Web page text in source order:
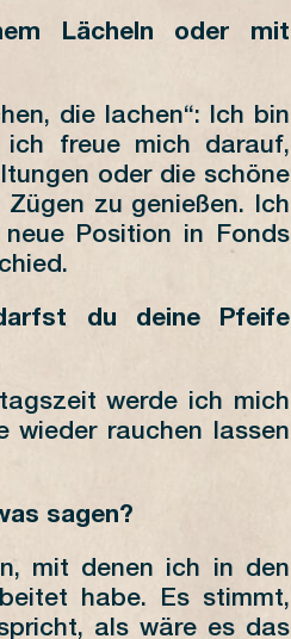
Lächeln oder mit
die lachen“: Ich bin
freue mich darauf,
oder die schöne
Zügen zu genießen. Ich
Position in Fonds
du deine Pfeife
werde ich mich
wieder rauchen lassen
sagen?
mit denen ich in den
habe. Es stimmt,
als wäre es das